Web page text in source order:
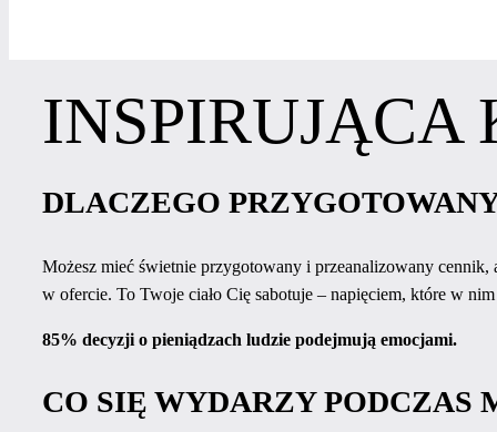
INSPIRUJĄCA
DLACZEGO
Możesz mieć świetnie przygotowany i przeanalizowany
w ofercie. To Twoje ciało Cię sabotuje – napięciem, które w
85% decyzji o pieniądzach ludzie podejmują emocjami.
CO SIĘ WYDARZY PODCZAS